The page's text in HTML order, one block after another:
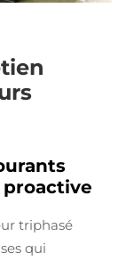
triphasé
qui